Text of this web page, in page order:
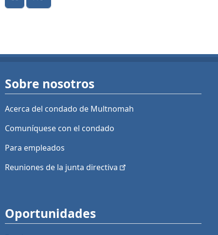
Sobre nosotros
Acerca del condado de Multnomah
Comuníquese con el condado
Para empleados
Reuniones de la junta directiva
Oportunidades